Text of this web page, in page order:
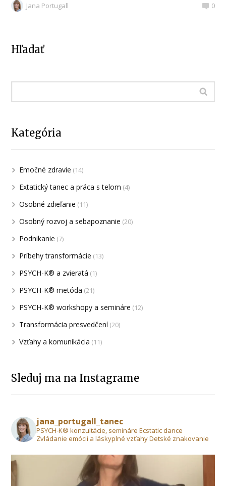
Jana Portugall 0
Hľadať
Kategória
Emočné zdravie (14)
Extatický tanec a práca s telom (4)
Osobné zdieľanie (11)
Osobný rozvoj a sebapoznanie (20)
Podnikanie (7)
Príbehy transformácie (13)
PSYCH-K® a zvieratá (1)
PSYCH-K® metóda (21)
PSYCH-K® workshopy a semináre (12)
Transformácia presvedčení(20)
Vzťahy a komunikácia (11)
Sleduj ma na Instagrame
jana_portugall_tanec
PSYCH-K® konzultácie, semináre Ecstatic dance
Zvládanie emócii a láskyplné vzťahy Detské znakovanie